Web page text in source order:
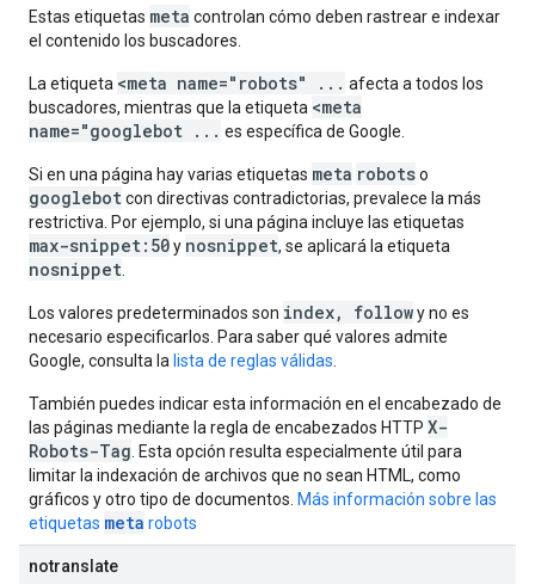
Estas etiquetas meta controlan cómo deben rastrear e indexar
el contenido los buscadores.
La etiqueta <meta name="robots" ... afecta a todos los
buscadores, mientras que la etiqueta <meta
name="googlebot ... es específica de Google.
Si en una página hay varias etiquetas meta robotso
googlebotcon directivas contradictorias, prevalece la más
restrictiva. Por ejemplo, si una página incluye las etiquetas
max-snippet:50y nosnippet, se aplicará la etiqueta
nosnippet
Los valores predeterminados son index, followy no es
necesario especificarlos. Para saber qué valores admite
Google, consulta la lista de reglas válidas
También puedes indicar esta información en el encabezado de
las páginas mediante la regla de encabezados HTTP X-
Robots-Tag . Esta opción resulta especialmente útil para
limitar la indexación de archivos que no sean HTML, como
gráficos y otro tipo de documentos. Más información sobre las
etiquetas meta robots
notranslate